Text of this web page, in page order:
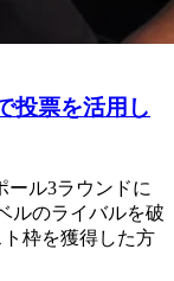
投票を活用し
ール3ラウンドに
ルのライバルを破
ト枠を獲得した方